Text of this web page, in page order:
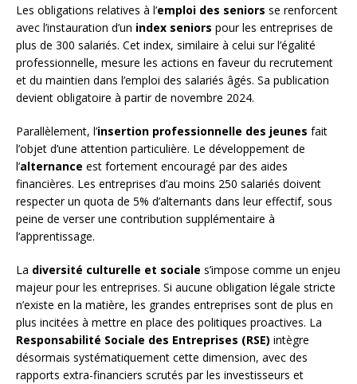
Les obligations relatives à l’emploi des seniors se renforcent
avec l’instauration d’un index seniors pour les entreprises de
plus de 300 salariés. Cet index, similaire à celui sur l’égalité
professionnelle, mesure les actions en faveur du recrutement
et du maintien dans l’emploi des salariés âgés. Sa publication
devient obligatoire à partir de novembre 2024.
Parallèlement, l’insertion professionnelle des jeunes fait
l’objet d’une attention particulière. Le développement de
l’alternance est fortement encouragé par des aides
financières. Les entreprises d’au moins 250 salariés doivent
respecter un quota de 5% d’alternants dans leur effectif, sous
peine de verser une contribution supplémentaire à
l’apprentissage.
La diversité culturelle et sociale s’impose comme un enjeu
majeur pour les entreprises. Si aucune obligation légale stricte
n’existe en la matière, les grandes entreprises sont de plus en
plus incitées à mettre en place des politiques proactives. La
Responsabilité Sociale des Entreprises (RSE) intègre
désormais systématiquement cette dimension, avec des
rapports extra-financiers scrutés par les investisseurs et